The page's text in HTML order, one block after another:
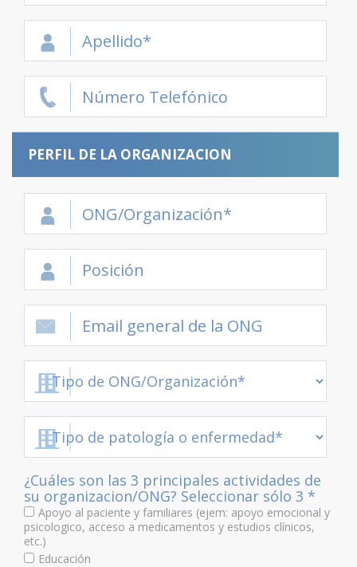
PERFIL DE LA ORGANIZACION
¿Cuáles son las 3 principales actividades de
su organizacion/ONG? Seleccionar sólo 3 *
Apoyo al paciente y familiares (ejem: apoyo emocional y
psicologico, acceso a medicamentos y estudios clínicos,
etc.)
Educación